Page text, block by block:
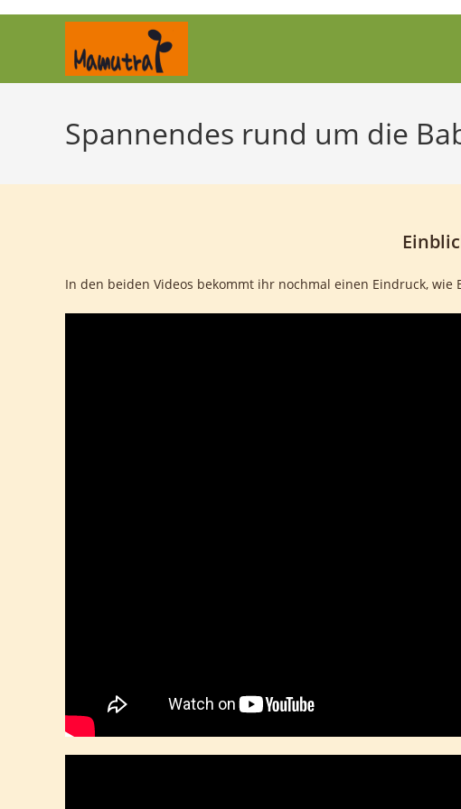
Zum
Spannendes rund um die
In den beiden Videos bekommt ihr nochmal einen Eindruck,